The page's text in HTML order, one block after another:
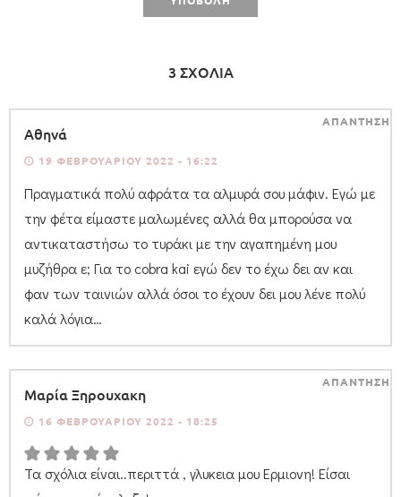
3 ΣΧΟΛΙΑ
Αθηνά
19 ΦΕΒΡΟΥΑΡΊΟΥ 2022 - 16:22
Πραγματικά πολύ αφράτα τα αλμυρά σου μάφιν. Εγώ με
την φέτα είμαστε μαλωμένες αλλά θα μπορούσα να
αντικαταστήσω το τυράκι με την αγαπημένη μου
μυζήθρα ε; Για το cobra kai εγώ δεν το έχω δει αν και
φαν των ταινιών αλλά όσοι το έχουν δει μου λένε πολύ
καλά λόγια…
ΑΠΑΝΤΗΣΗ
Μαρία Ξηρουχακη
16 ΦΕΒΡΟΥΑΡΊΟΥ 2022 - 18:25
Τα σχόλια είναι..περιττά , γλυκεια μου Ερμιονη! Είσαι
ΑΠΑΝΤΗΣΗ